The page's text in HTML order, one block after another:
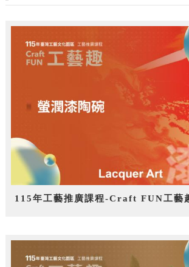
115年工藝推廣課程-Craft FUN工藝